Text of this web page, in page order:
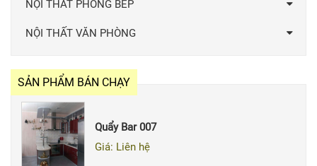
NỘI THẤT PHÒNG BẾP
NỘI THẤT VĂN PHÒNG
SẢN PHẨM BÁN CHẠY
Quẩy Bar 007
Giá: Liên hệ